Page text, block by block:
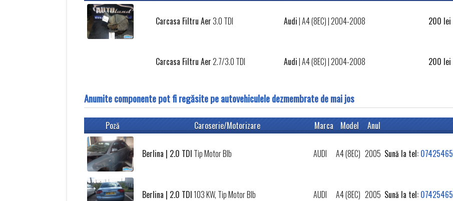
Carcasa Filtru Aer3.0 TDI Audi|A4 (8EC)| 2004-2008 200 lei
Carcasa Filtru Aer2.7/3.0 TDI Audi|A4 (8EC)| 2004-2008 200 lei
Anumite componente pot fi regăsite pe autovehiculele dezmembrate de mai jos
Poză Caroserie/Motorizare Marca Model Anul
Berlina | 2.0 TDI Tip Motor Blb AUDI A4 (8EC) 2005 Sună la tel:
Berlina | 2.0 TDI 103 KW, Tip Motor Blb AUDI A4 (8EC) 2005 Sună la tel: